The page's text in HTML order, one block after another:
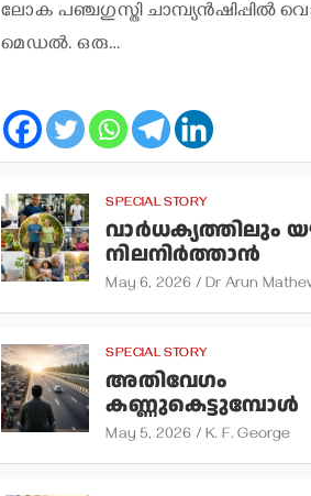
ലോക പഞ്ചഗുസ്തി ചാമ്പ്യന്‍ഷിപ്പില്‍
മെഡല്‍. ഒരു…
SPECIAL STORY
വാര്‍ധക്യത്തിലും
നിലനിര്‍ത്താന്‍
May 6, 2026 Dr Arun
SPECIAL STORY
അതിവേഗം
കണ്ണുകെട്ടുമ്പോള്‍
May 5, 2026 K. F. George